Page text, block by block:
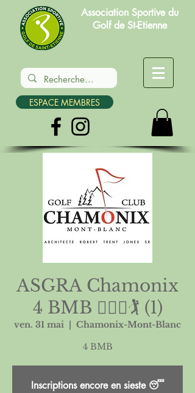
Association Sportive du
Golf de St-Etienne
ESPACE MEMBRES
ASGRA Chamonix
4 BMB 🏌🏻‍♀️🏌️ (1)
ven. 31 mai
Chamonix-Mont-Blanc
Inscriptions encore en sieste 😴